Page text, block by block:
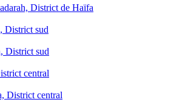
District de Haïfa
District sud
District sud
central
District central